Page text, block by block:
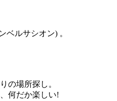
ベルサシオン) 。
の場所探し。
何だか楽しい!